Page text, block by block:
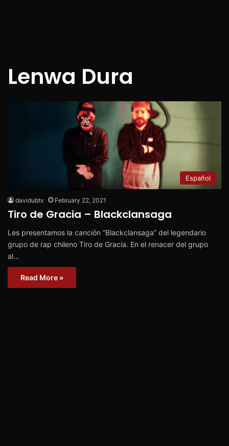
Lenwa Dura
Español
davidubtv February 22, 2021
Tiro de Gracia – Blackclansaga
Les presentamos la canción “Blackclansaga” del legendario
grupo de rap chileno Tiro de Gracia. En el renacer del grupo
al…
Read More »